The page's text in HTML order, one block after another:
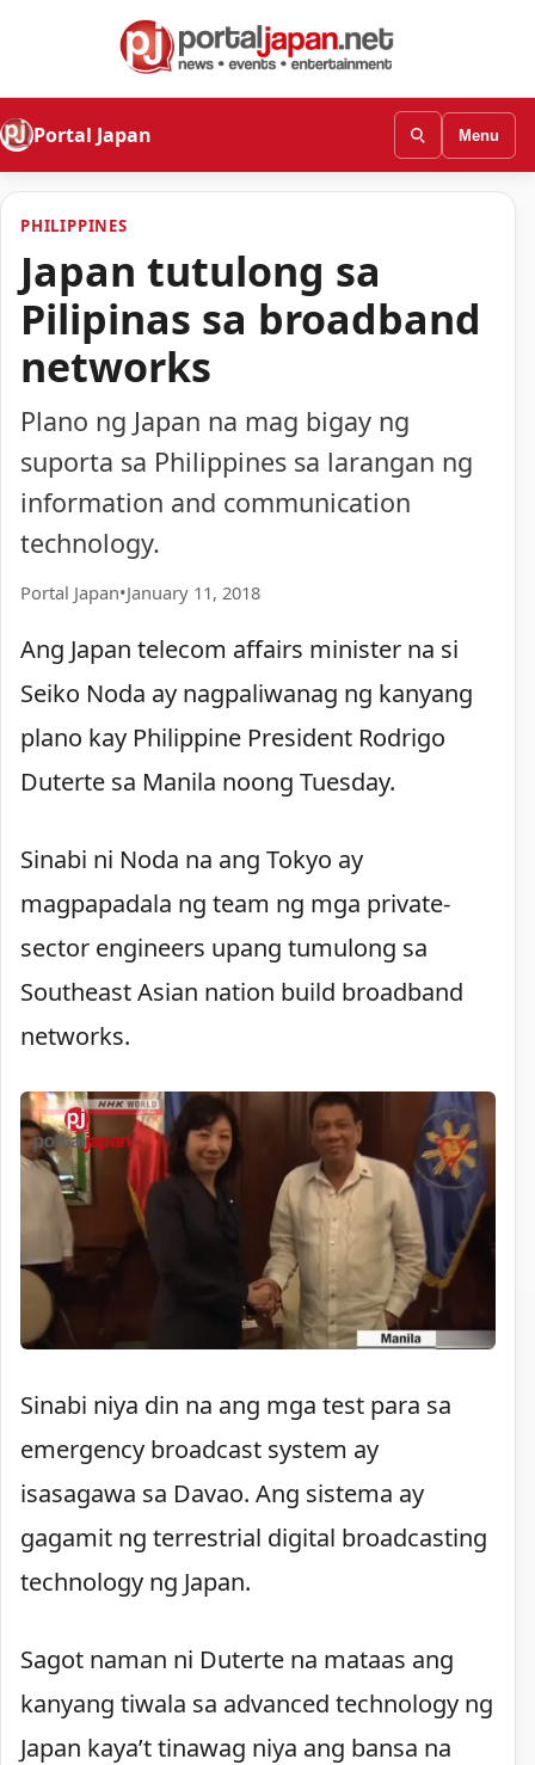
Portal Japan Menu
PHILIPPINES
Japan tutulong sa
Pilipinas sa broadband
networks
Plano ng Japan na mag bigay ng
suporta sa Philippines sa larangan ng
information and communication
technology.
Portal Japan•January 11, 2018
Ang Japan telecom affairs minister na si
Seiko Noda ay nagpaliwanag ng kanyang
plano kay Philippine President Rodrigo
Duterte sa Manila noong Tuesday.
Sinabi ni Noda na ang Tokyo ay
magpapadala ng team ng mga private-
sector engineers upang tumulong sa
Southeast Asian nation build broadband
networks.
Sinabi niya din na ang mga test para sa
emergency broadcast system ay
isasagawa sa Davao. Ang sistema ay
gagamit ng terrestrial digital broadcasting
technology ng Japan.
Sagot naman ni Duterte na mataas ang
kanyang tiwala sa advanced technology ng
Japan kaya’t tinawag niya ang bansa na